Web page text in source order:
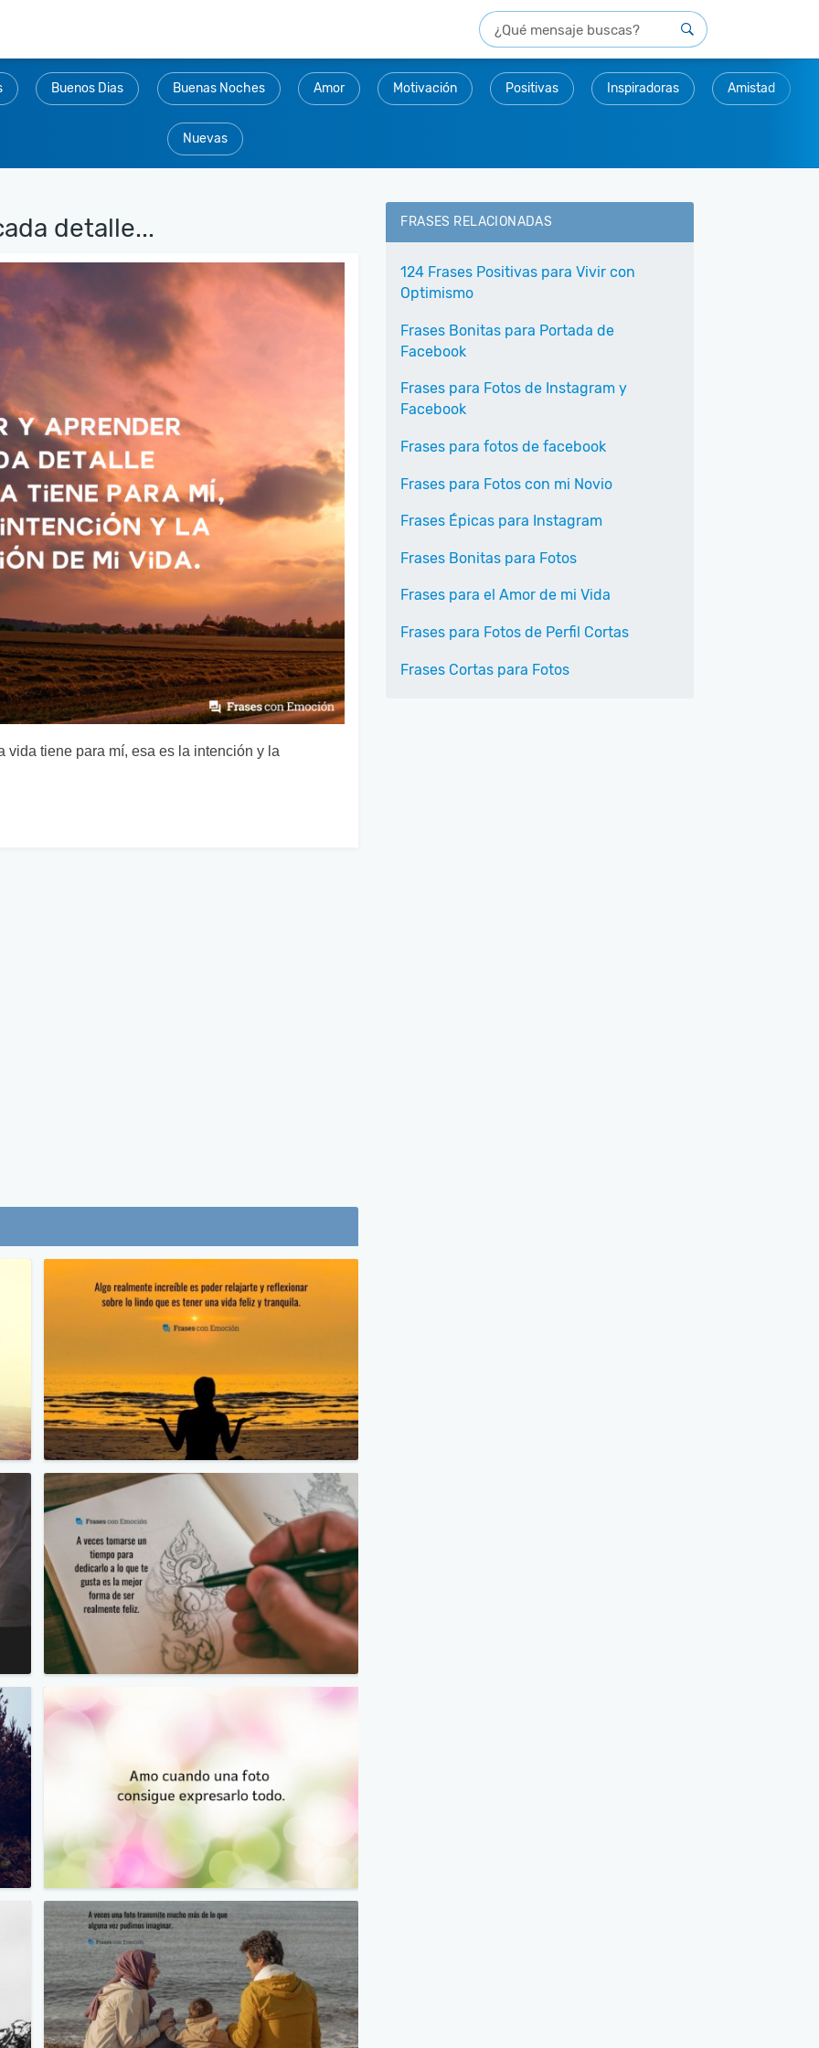
Buenos Dias Buenas Noches Amor Motivación Positivas Inspiradoras Amistad
Nuevas
detalle...
tiene para mí, esa es la intención y la
FRASES RELACIONADAS
124 Frases Positivas para Vivir con
Optimismo
Frases Bonitas para Portada de
Facebook
Frases para Fotos de Instagram y
Facebook
Frases para fotos de facebook
Frases para Fotos con mi Novio
Frases Épicas para Instagram
Frases Bonitas para Fotos
Frases para el Amor de mi Vida
Frases para Fotos de Perfil Cortas
Frases Cortas para Fotos